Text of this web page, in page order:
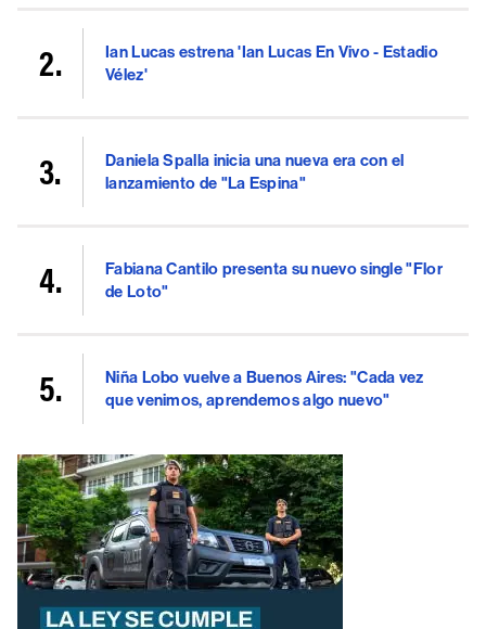
Ian Lucas estrena 'Ian Lucas En Vivo - Estadio
Vélez'
Daniela Spalla inicia una nueva era con el
lanzamiento de "La Espina"
Fabiana Cantilo presenta su nuevo single "Flor
de Loto"
Niña Lobo vuelve a Buenos Aires: "Cada vez
que venimos, aprendemos algo nuevo"